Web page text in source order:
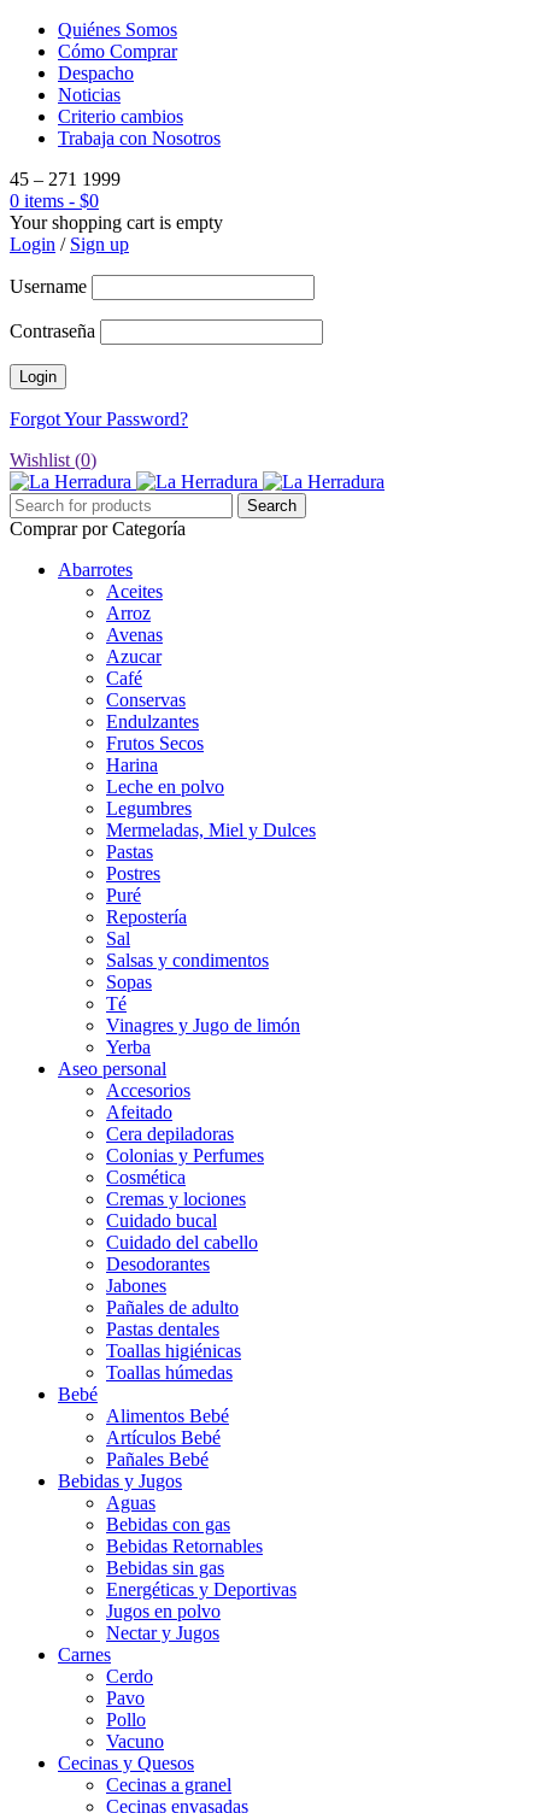
Quiénes Somos
Cómo Comprar
Despacho
Noticias
Criterio cambios
Trabaja con Nosotros
45 – 271 1999
0 items - $0
Your shopping cart is empty
Login / Sign up
Username
Contraseña
Forgot Your Password?
Wishlist (0)
Comprar por Categoría
Abarrotes
Aceites
Arroz
Avenas
Azucar
Café
Conservas
Endulzantes
Frutos Secos
Harina
Leche en polvo
Legumbres
Mermeladas, Miel y Dulces
Pastas
Postres
Puré
Repostería
Sal
Salsas y condimentos
Sopas
Té
Vinagres y Jugo de limón
Yerba
Aseo personal
Accesorios
Afeitado
Cera depiladoras
Colonias y Perfumes
Cosmética
Cremas y lociones
Cuidado bucal
Cuidado del cabello
Desodorantes
Jabones
Pañales de adulto
Pastas dentales
Toallas higiénicas
Toallas húmedas
Bebé
Alimentos Bebé
Artículos Bebé
Pañales Bebé
Bebidas y Jugos
Aguas
Bebidas con gas
Bebidas Retornables
Bebidas sin gas
Energéticas y Deportivas
Jugos en polvo
Nectar y Jugos
Carnes
Cerdo
Pavo
Pollo
Vacuno
Cecinas y Quesos
Cecinas a granel
Cecinas envasadas